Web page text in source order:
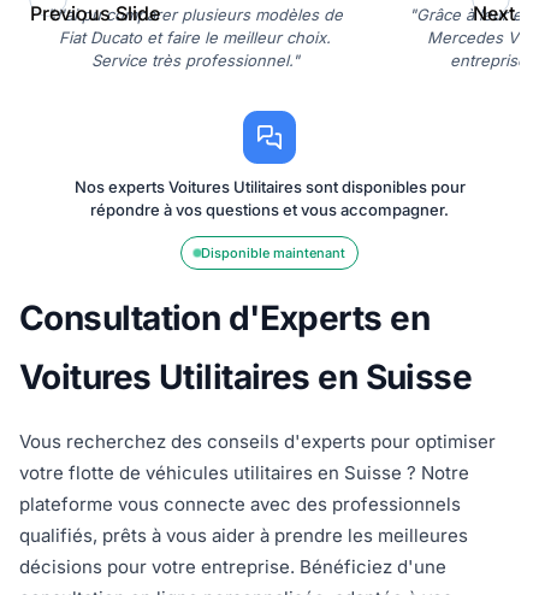
"J'ai pu comparer plusieurs modèles de
Fiat Ducato et faire le meilleur choix.
Service très professionnel."
"Grâce à leur
Mercedes
entreprise.
Previous Slide Next
Nos experts Voitures Utilitaires sont disponibles pour
répondre à vos questions et vous accompagner.
Disponible maintenant
Consultation d'Experts en
Voitures Utilitaires en Suisse
Vous recherchez des conseils d'experts pour optimiser
votre flotte de véhicules utilitaires en Suisse ? Notre
plateforme vous connecte avec des professionnels
qualifiés, prêts à vous aider à prendre les meilleures
décisions pour votre entreprise. Bénéficiez d'une